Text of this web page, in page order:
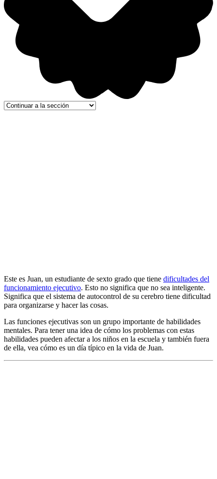
Este es Juan, un estudiante de sexto grado que tiene dificultades del
funcionamiento ejecutivo. Esto no significa que no sea inteligente.
Significa que el sistema de autocontrol de su cerebro tiene dificultad
para organizarse y hacer las cosas.
Las funciones ejecutivas son un grupo importante de habilidades
mentales. Para tener una idea de cómo los problemas con estas
habilidades pueden afectar a los niños en la escuela y también fuera
de ella, vea cómo es un día típico en la vida de Juan.